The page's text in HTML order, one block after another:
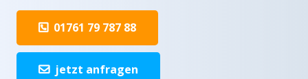
01761 79 787 88
jetzt anfragen